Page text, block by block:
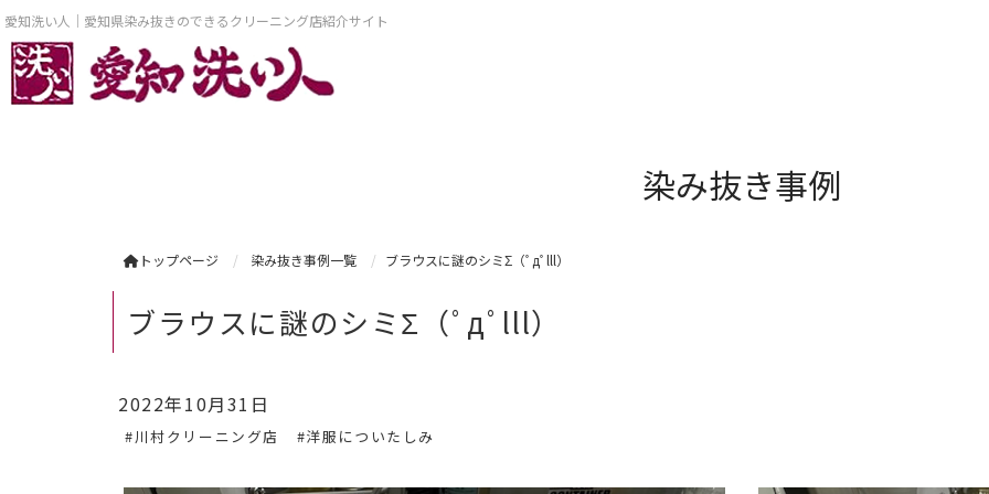
愛知洗い人｜愛知県染み抜きのできるクリーニング店紹介サイト
染み抜き事例
トップページ 染み抜き事例一覧 ブラウスに謎のシミΣ（ﾟдﾟlll）
ブラウスに謎のシミΣ（ﾟдﾟlll）
2022年10月31日
#川村クリーニング店 #洋服についたしみ